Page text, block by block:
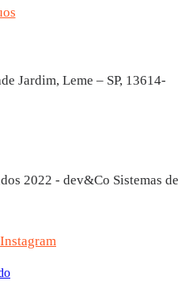
Jardim, Leme – SP, 13614-
2022 - dev&Co Sistemas de
Instagram